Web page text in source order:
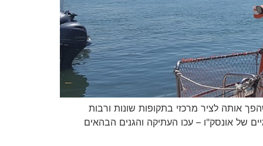
אותה לציר מרכזי בתקופות שונות ורבות
של אונסק"ו – עכו העתיקה והגנים הבהאים